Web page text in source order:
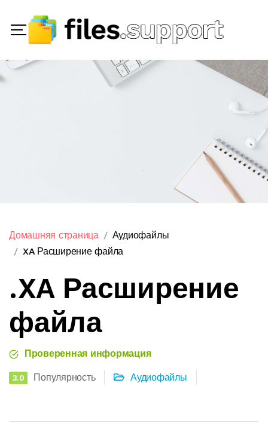
Домашняя страница
Аудиофайлы
XA Расширение файла
.XA Расширение
файла
Проверенная информация
3.0 Популярность Аудиофайлы